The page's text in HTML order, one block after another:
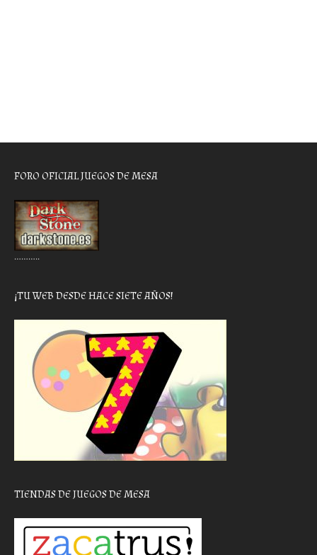
FORO OFICIAL JUEGOS DE MESA
………..
¡TU WEB DESDE HACE SIETE AÑOS!
TIENDAS DE JUEGOS DE MESA